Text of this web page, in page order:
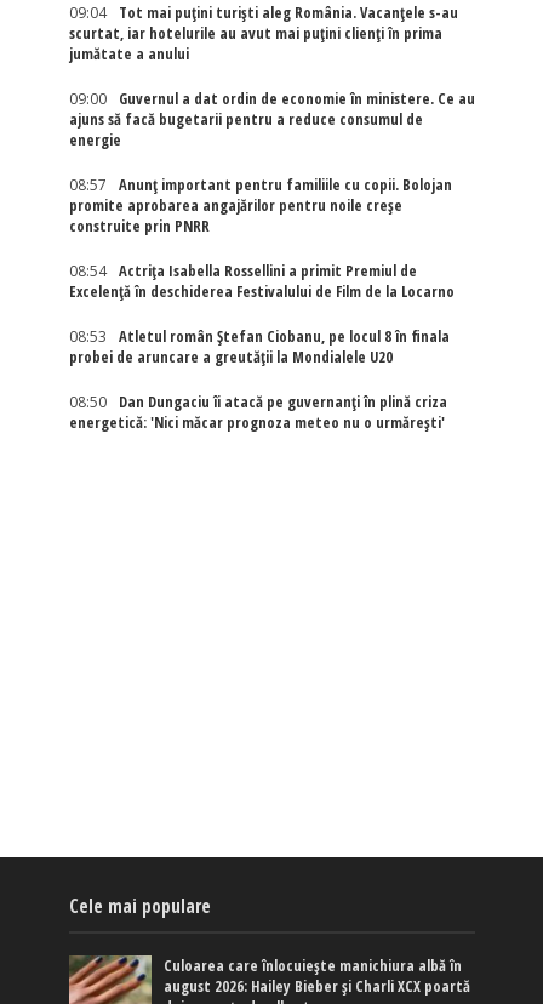
09:04
Tot mai puțini turiști aleg România. Vacanțele s-au
scurtat, iar hotelurile au avut mai puțini clienți în prima
jumătate a anului
09:00
Guvernul a dat ordin de economie în ministere. Ce au
ajuns să facă bugetarii pentru a reduce consumul de
energie
08:57
Anunț important pentru familiile cu copii. Bolojan
promite aprobarea angajărilor pentru noile creșe
construite prin PNRR
08:54
Actriţa Isabella Rossellini a primit Premiul de
Excelenţă în deschiderea Festivalului de Film de la Locarno
08:53
Atletul român Ștefan Ciobanu, pe locul 8 în finala
probei de aruncare a greutății la Mondialele U20
08:50
Dan Dungaciu îi atacă pe guvernanți în plină criza
energetică: 'Nici măcar prognoza meteo nu o urmărești'
Cele mai populare
Culoarea care înlocuiește manichiura albă în
august 2026: Hailey Bieber și Charli XCX poartă